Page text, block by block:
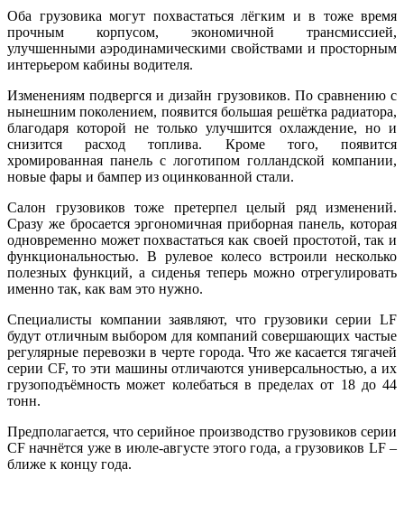
Оба грузовика могут похвастаться лёгким и в тоже время
прочным корпусом, экономичной трансмиссией,
улучшенными аэродинамическими свойствами и просторным
интерьером кабины водителя.
Изменениям подвергся и дизайн грузовиков. По сравнению с
нынешним поколением, появится большая решётка радиатора,
благодаря которой не только улучшится охлаждение, но и
снизится расход топлива. Кроме того, появится
хромированная панель с логотипом голландской компании,
новые фары и бампер из оцинкованной стали.
Салон грузовиков тоже претерпел целый ряд изменений.
Сразу же бросается эргономичная приборная панель, которая
одновременно может похвастаться как своей простотой, так и
функциональностью. В рулевое колесо встроили несколько
полезных функций, а сиденья теперь можно отрегулировать
именно так, как вам это нужно.
Специалисты компании заявляют, что грузовики серии LF
будут отличным выбором для компаний совершающих частые
регулярные перевозки в черте города. Что же касается тягачей
серии CF, то эти машины отличаются универсальностью, а их
грузоподъёмность может колебаться в пределах от 18 до 44
тонн.
Предполагается, что серийное производство грузовиков серии
CF начнётся уже в июле-августе этого года, а грузовиков LF –
ближе к концу года.